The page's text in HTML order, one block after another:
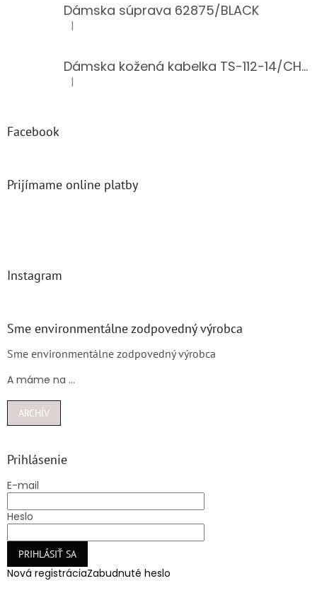
Dámska súprava 62875/BLACK
Hodnotenie produktu je 5 z 5 hviezdičiek.
|
Dámska kožená kabelka TS-112-14/CHOCO
Hodnotenie produktu je 5 z 5 hviezdičiek.
|
Facebook
Prijímame online platby
Instagram
Sme environmentálne zodpovedný výrobca
Sme environmentálne zodpovedný výrobca
A máme na ...
ARCHÍV
Prihlásenie
E-mail
Heslo
PRIHLÁSIŤ SA
Nová registráciaZabudnuté heslo